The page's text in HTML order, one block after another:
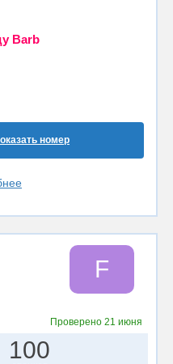
Barb
номер
F
Проверено 21 июня
100